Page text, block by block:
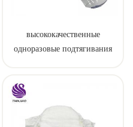
высококачественные
одноразовые подтягивания